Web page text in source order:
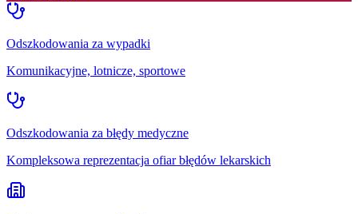
Odszkodowania za wypadki
Komunikacyjne, lotnicze, sportowe
Odszkodowania za błędy medyczne
Kompleksowa reprezentacja ofiar błędów lekarskich